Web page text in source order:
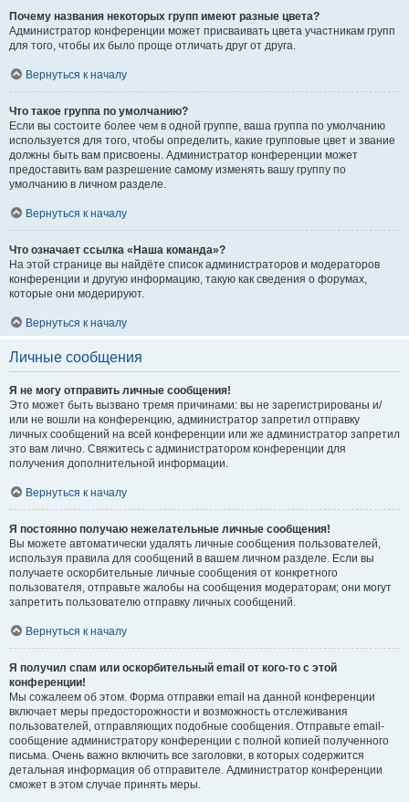
Почему названия некоторых групп имеют разные цвета?
Администратор конференции может присваивать цвета участникам групп
для того, чтобы их было проще отличать друг от друга.
Вернуться к началу
Что такое группа по умолчанию?
Если вы состоите более чем в одной группе, ваша группа по умолчанию
используется для того, чтобы определить, какие групповые цвет и звание
должны быть вам присвоены. Администратор конференции может
предоставить вам разрешение самому изменять вашу группу по
умолчанию в личном разделе.
Вернуться к началу
Что означает ссылка «Наша команда»?
На этой странице вы найдёте список администраторов и модераторов
конференции и другую информацию, такую как сведения о форумах,
которые они модерируют.
Вернуться к началу
Личные сообщения
Я не могу отправить личные сообщения!
Это может быть вызвано тремя причинами: вы не зарегистрированы и/
или не вошли на конференцию, администратор запретил отправку
личных сообщений на всей конференции или же администратор запретил
это вам лично. Свяжитесь с администратором конференции для
получения дополнительной информации.
Вернуться к началу
Я постоянно получаю нежелательные личные сообщения!
Вы можете автоматически удалять личные сообщения пользователей,
используя правила для сообщений в вашем личном разделе. Если вы
получаете оскорбительные личные сообщения от конкретного
пользователя, отправьте жалобы на сообщения модераторам; они могут
запретить пользователю отправку личных сообщений.
Вернуться к началу
Я получил спам или оскорбительный email от кого-то с этой
конференции!
Мы сожалеем об этом. Форма отправки email на данной конференции
включает меры предосторожности и возможность отслеживания
пользователей, отправляющих подобные сообщения. Отправьте email-
сообщение администратору конференции с полной копией полученного
письма. Очень важно включить все заголовки, в которых содержится
детальная информация об отправителе. Администратор конференции
сможет в этом случае принять меры.